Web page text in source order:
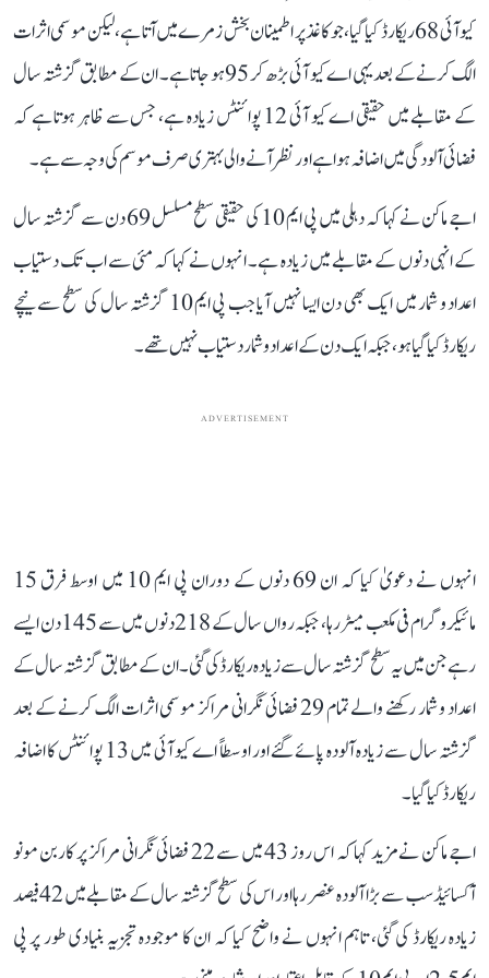
کیو آئی 68 ریکارڈ کیا گیا، جو کاغذ پر اطمینان بخش زمرے میں آتا ہے، لیکن موسمی اثرات
الگ کرنے کے بعد یہی اے کیو آئی بڑھ کر 95 ہو جاتا ہے۔ ان کے مطابق گزشتہ سال
کے مقابلے میں حقیقی اے کیو آئی 12 پوائنٹس زیادہ ہے، جس سے ظاہر ہوتا ہے کہ
فضائی آلودگی میں اضافہ ہوا ہے اور نظر آنے والی بہتری صرف موسم کی وجہ سے ہے۔
اجے ماکن نے کہا کہ دہلی میں پی ایم 10 کی حقیقی سطح مسلسل 69 دن سے گزشتہ سال
کے انہی دنوں کے مقابلے میں زیادہ ہے۔ انہوں نے کہا کہ مئی سے اب تک دستیاب
اعداد و شمار میں ایک بھی دن ایسا نہیں آیا جب پی ایم 10 گزشتہ سال کی سطح سے نیچے
ریکارڈ کیا گیا ہو، جبکہ ایک دن کے اعداد و شمار دستیاب نہیں تھے۔
ADVERTISEMENT
انہوں نے دعویٰ کیا کہ ان 69 دنوں کے دوران پی ایم 10 میں اوسط فرق 15
مائیکروگرام فی مکعب میٹر رہا، جبکہ رواں سال کے 218 دنوں میں سے 145 دن ایسے
رہے جن میں یہ سطح گزشتہ سال سے زیادہ ریکارڈ کی گئی۔ ان کے مطابق گزشتہ سال کے
اعداد و شمار رکھنے والے تمام 29 فضائی نگرانی مراکز موسمی اثرات الگ کرنے کے بعد
گزشتہ سال سے زیادہ آلودہ پائے گئے اور اوسطاً اے کیو آئی میں 13 پوائنٹس کا اضافہ
ریکارڈ کیا گیا۔
اجے ماکن نے مزید کہا کہ اس روز 43 میں سے 22 فضائی نگرانی مراکز پر کاربن مونو
آکسائیڈ سب سے بڑا آلودہ عنصر رہا اور اس کی سطح گزشتہ سال کے مقابلے میں 42 فیصد
زیادہ ریکارڈ کی گئی، تاہم انہوں نے واضح کیا کہ ان کا موجودہ تجزیہ بنیادی طور پر پی